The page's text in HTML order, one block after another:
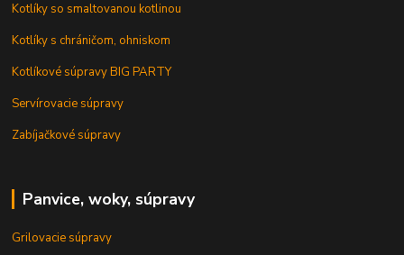
Kotlíky so smaltovanou kotlinou
Kotlíky s chráničom, ohniskom
Kotlíkové súpravy BIG PARTY
Servírovacie súpravy
Zabíjačkové súpravy
Panvice, woky, súpravy
Grilovacie súpravy